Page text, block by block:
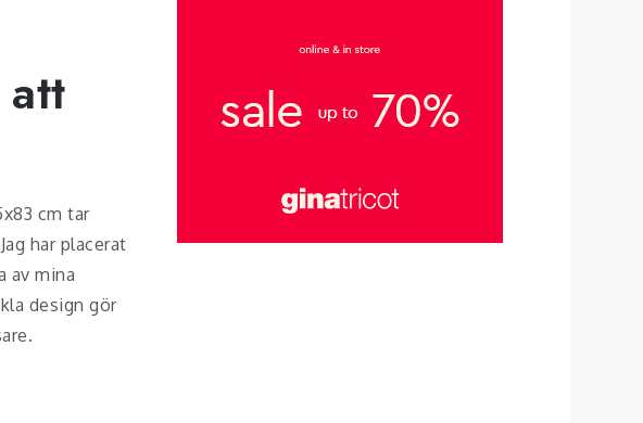
cm tar
har placerat
av mina
design gör